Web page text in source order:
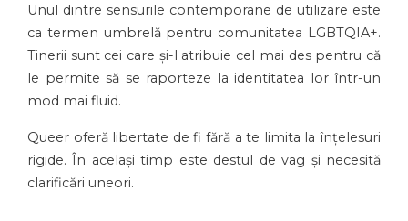
Unul dintre sensurile contemporane de utilizare este
ca termen umbrelă pentru comunitatea LGBTQIA+.
Tinerii sunt cei care și-l atribuie cel mai des pentru că
le permite să se raporteze la identitatea lor într-un
mod mai fluid.
Queer oferă libertate de fi fără a te limita la înțelesuri
rigide. În același timp este destul de vag și necesită
clarificări uneori.